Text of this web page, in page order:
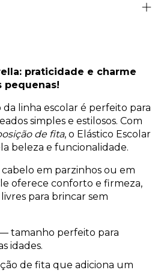
praticidade e charme
pequenas!
da linha escolar é perfeito para
simples e estilosos. Com
de fita, o Elástico Escolar
beleza e funcionalidade.
em parzinhos ou em
oferece conforto e firmeza,
para brincar sem
tamanho perfeito para
idades.
de fita que adiciona um